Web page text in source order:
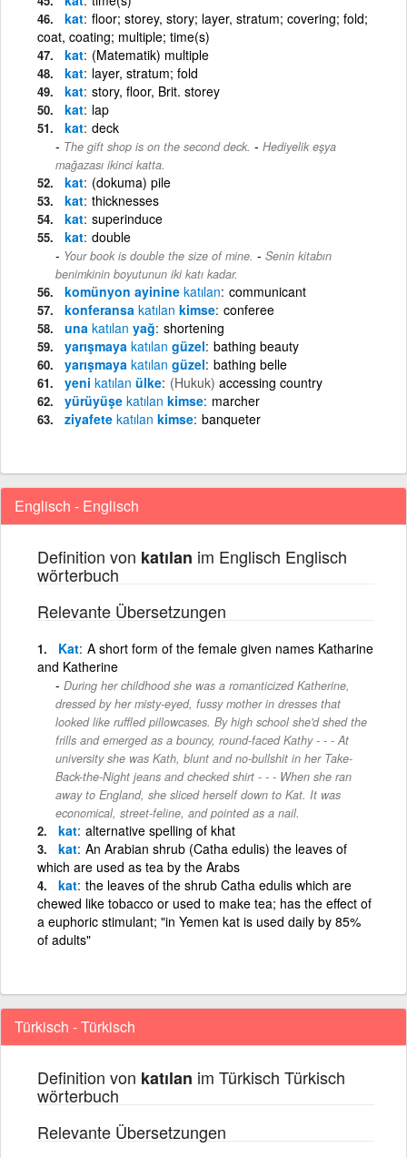
kat floor; storey, story; layer, stratum; covering; fold;
coat, coating; multiple; time(s)
kat (Matematik) multiple
kat layer, stratum; fold
kat story, floor, Brit. storey
kat lap
kat deck
The gift shop is on the second deck. - Hediyelik eşya
mağazası ikinci katta.
kat (dokuma) pile
kat thicknesses
kat superinduce
kat double
Your book is double the size of mine. - Senin kitabın
benimkinin boyutunun iki katı kadar.
komünyon ayinine katılan communicant
konferansa katılan kimse conferee
una katılan yağ shortening
yarışmaya katılan güzel bathing beauty
yarışmaya katılan güzel bathing belle
yeni katılan ülke (Hukuk) accessing country
yürüyüşe katılan kimse marcher
ziyafete katılan kimse banqueter
Englisch - Englisch
Definition von katılan im Englisch Englisch
wörterbuch
Relevante Übersetzungen
Kat A short form of the female given names Katharine
and Katherine
During her childhood she was a romanticized Katherine,
dressed by her misty-eyed, fussy mother in dresses that
looked like ruffled pillowcases. By high school she'd shed the
frills and emerged as a bouncy, round-faced Kathy - - - At
university she was Kath, blunt and no-bullshit in her Take-
Back-the-Night jeans and checked shirt - - - When she ran
away to England, she sliced herself down to Kat. It was
economical, street-feline, and pointed as a nail.
kat alternative spelling of khat
kat An Arabian shrub (Catha edulis) the leaves of
which are used as tea by the Arabs
kat the leaves of the shrub Catha edulis which are
chewed like tobacco or used to make tea; has the effect of
a euphoric stimulant; "in Yemen kat is used daily by 85%
of adults"
Türkisch - Türkisch
Definition von katılan im Türkisch Türkisch
wörterbuch
Relevante Übersetzungen